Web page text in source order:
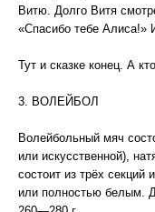
Витю. Долго Витя
«Спасибо тебе Алиса!»
Тут и сказке конец. А
3. ВОЛЕЙБОЛ
Волейбольный мяч
или искусственной),
состоит из трёх
или полностью белым.